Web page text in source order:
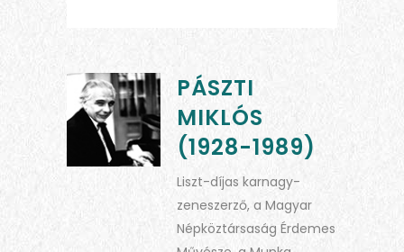
PÁSZTI
MIKLÓS
(1928-1989)
Liszt-díjas karnagy-
zeneszerző, a Magyar
Népköztársaság Érdemes